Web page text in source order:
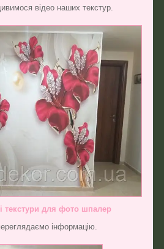
відео наших текстур.
текстури для фото шпалер
інформацію.